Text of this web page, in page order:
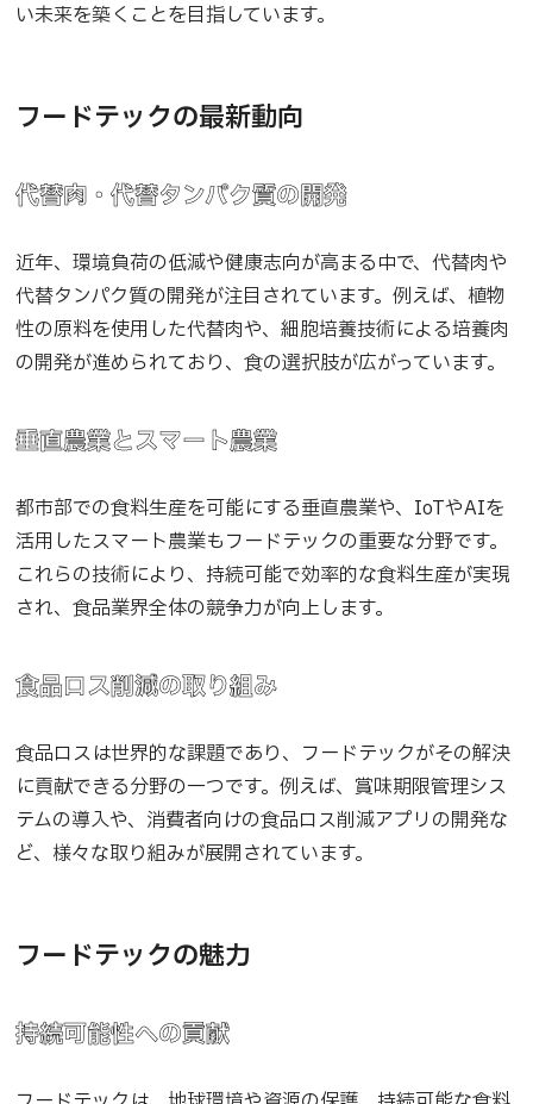
い未来を築くことを目指しています。
フードテックの最新動向
代替肉・代替タンパク質の開発
近年、環境負荷の低減や健康志向が高まる中で、代替肉や
代替タンパク質の開発が注目されています。例えば、植物
性の原料を使用した代替肉や、細胞培養技術による培養肉
の開発が進められており、食の選択肢が広がっています。
垂直農業とスマート農業
都市部での食料生産を可能にする垂直農業や、IoTやAIを
活用したスマート農業もフードテックの重要な分野です。
これらの技術により、持続可能で効率的な食料生産が実現
され、食品業界全体の競争力が向上します。
食品ロス削減の取り組み
食品ロスは世界的な課題であり、フードテックがその解決
に貢献できる分野の一つです。例えば、賞味期限管理シス
テムの導入や、消費者向けの食品ロス削減アプリの開発な
ど、様々な取り組みが展開されています。
フードテックの魅力
持続可能性への貢献